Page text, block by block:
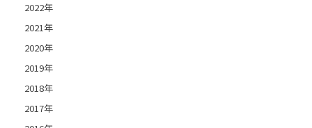
2022年
2021年
2020年
2019年
2018年
2017年